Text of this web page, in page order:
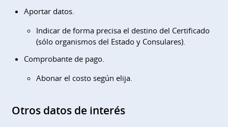
Aportar datos.
Indicar de forma precisa el destino del Certificado
(sólo organismos del Estado y Consulares).
Comprobante de pago.
Abonar el costo según elija.
Otros datos de interés